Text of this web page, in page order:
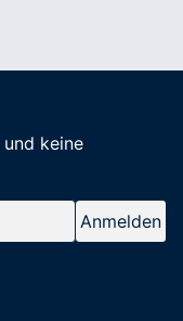
und keine